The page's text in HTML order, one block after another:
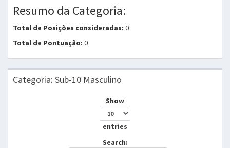
Resumo da Categoria:
Total de Posições consideradas: 0
Total de Pontuação: 0
Categoria: Sub-10 Masculino
Show
entries
Search: